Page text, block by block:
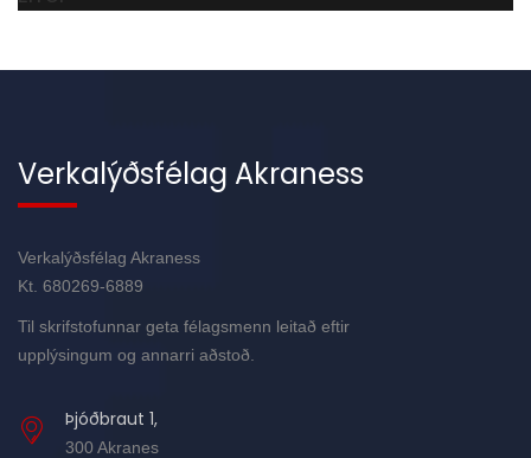
Verkalýðsfélag Akraness
Verkalýðsfélag Akraness
Kt. 680269-6889
Til skrifstofunnar geta félagsmenn leitað eftir
upplýsingum og annarri aðstoð.
Þjóðbraut 1,
300 Akranes